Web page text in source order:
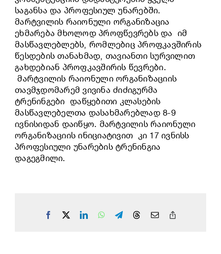
საგანსა და პროფესიულ უნარებში.
მარტვილის რაიონული ორგანიზაცია
ეხმარება მხოლოდ პროფწევრებს და იმ
მასწავლებლებს, რომლებიც პროფკავშირის
წესდების თანახმად, თავიანთი სურვილით
გახდებიან პროფკავშირის წევრები.
მარტვილის რაიონული ორგანიზაციის
თავმჯდომარემ ვივინა ძიძიგურმა
ტრენინგები დაწყებითი კლასების
მასწავლებელთა დასახმარებლად 8-9
ივნისიდან დაიწყო. მარტვილის რაიონული
ორგანიზაციის ინიციატივით კი 17 ივნისს
პროფესიული უნარების ტრენინგია
დაგეგმილი.
Facebook LinkedInWhatsApp
TelegramThreadsEmail